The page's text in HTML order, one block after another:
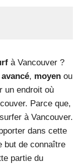
à Vancouver ?
avancé, moyen ou
un endroit où
Parce que,
à Vancouver.
dans cette
but de connaître
partie du